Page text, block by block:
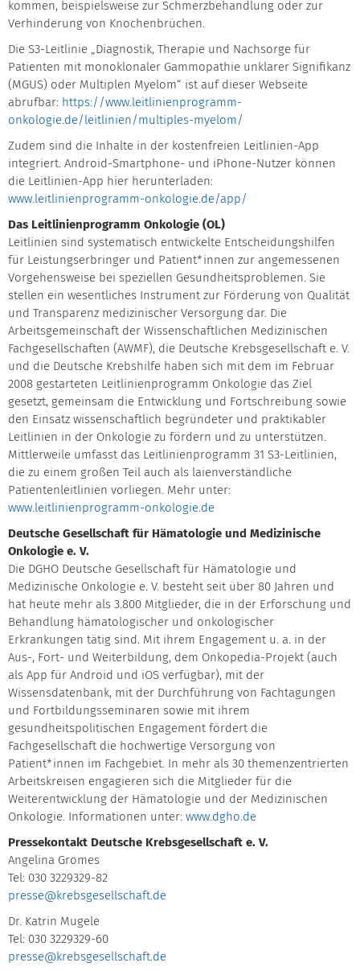
kommen, beispielsweise zur Schmerzbehandlung oder zur
Verhinderung von Knochenbrüchen.
Die S3-Leitlinie „Diagnostik, Therapie und Nachsorge für
Patienten mit monoklonaler Gammopathie unklarer Signifikanz
(MGUS) oder Multiplen Myelom“ ist auf dieser Webseite
abrufbar: https://www.leitlinienprogramm-
onkologie.de/leitlinien/multiples-myelom/
Zudem sind die Inhalte in der kostenfreien Leitlinien-App
integriert. Android-Smartphone- und iPhone-Nutzer können
die Leitlinien-App hier herunterladen:
www.leitlinienprogramm-onkologie.de/app/
Das Leitlinienprogramm Onkologie (OL)
Leitlinien sind systematisch entwickelte Entscheidungshilfen
für Leistungserbringer und Patient*innen zur angemessenen
Vorgehensweise bei speziellen Gesundheitsproblemen. Sie
stellen ein wesentliches Instrument zur Förderung von Qualität
und Transparenz medizinischer Versorgung dar. Die
Arbeitsgemeinschaft der Wissenschaftlichen Medizinischen
Fachgesellschaften (AWMF), die Deutsche Krebsgesellschaft e. V.
und die Deutsche Krebshilfe haben sich mit dem im Februar
2008 gestarteten Leitlinienprogramm Onkologie das Ziel
gesetzt, gemeinsam die Entwicklung und Fortschreibung sowie
den Einsatz wissenschaftlich begründeter und praktikabler
Leitlinien in der Onkologie zu fördern und zu unterstützen.
Mittlerweile umfasst das Leitlinienprogramm 31 S3-Leitlinien,
die zu einem großen Teil auch als laienverständliche
Patientenleitlinien vorliegen. Mehr unter:
www.leitlinienprogramm-onkologie.de
Deutsche Gesellschaft für Hämatologie und Medizinische
Onkologie e. V.
Die DGHO Deutsche Gesellschaft für Hämatologie und
Medizinische Onkologie e. V. besteht seit über 80 Jahren und
hat heute mehr als 3.800 Mitglieder, die in der Erforschung und
Behandlung hämatologischer und onkologischer
Erkrankungen tätig sind. Mit ihrem Engagement u. a. in der
Aus-, Fort- und Weiterbildung, dem Onkopedia-Projekt (auch
als App für Android und iOS verfügbar), mit der
Wissensdatenbank, mit der Durchführung von Fachtagungen
und Fortbildungsseminaren sowie mit ihrem
gesundheitspolitischen Engagement fördert die
Fachgesellschaft die hochwertige Versorgung von
Patient*innen im Fachgebiet. In mehr als 30 themenzentrierten
Arbeitskreisen engagieren sich die Mitglieder für die
Weiterentwicklung der Hämatologie und der Medizinischen
Onkologie. Informationen unter: www.dgho.de
Pressekontakt Deutsche Krebsgesellschaft e. V.
Angelina Gromes
Tel: 030 3229329-82
presse@krebsgesellschaft.de
Dr. Katrin Mugele
Tel: 030 3229329-60
presse@krebsgesellschaft.de